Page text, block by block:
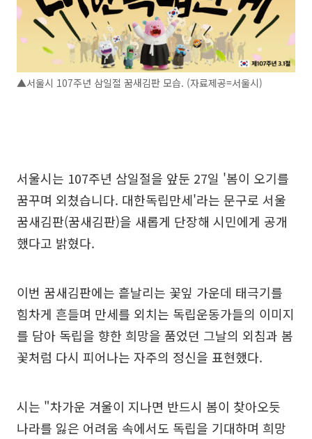
▲서울시 107주년 삼일절 꿈새김판 모습. (자료제공=서울시)
서울시는 107주년 삼일절을 앞둔 27일 '봄이 오기를
꿈꾸며 외쳤습니다. 대한독립만세'라는 문구로 서울
꿈새김판(꿈새김판)을 새롭게 단장해 시민에게 공개
했다고 밝혔다.
이번 꿈새김판에는 흩날리는 꽃잎 가운데 태극기를
힘차게 흔들며 만세를 외치는 독립운동가들의 이미지
를 담아 독립을 향한 희망을 품었던 그날의 외침과 봄
꽃처럼 다시 피어나는 자주의 정신을 표현했다.
시는 "차가운 겨울이 지나면 반드시 봄이 찾아오듯
나라를 잃은 어려움 속에서도 독립을 기대하며 희망